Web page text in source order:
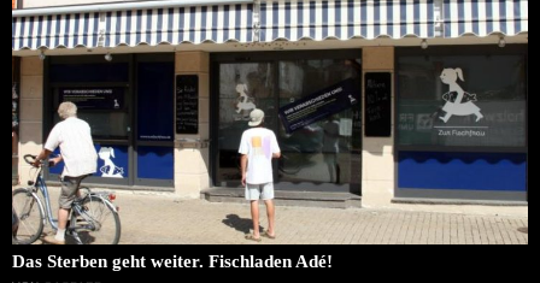
Das Sterben geht weiter. Fischladen Adé!